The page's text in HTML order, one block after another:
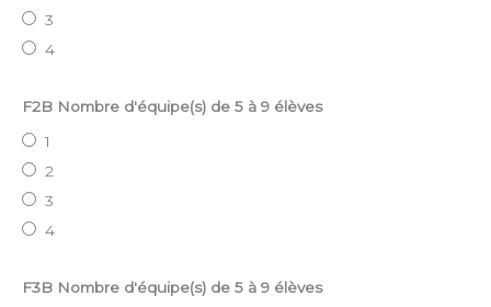
3
4
F2B Nombre d'équipe(s) de 5 à 9 élèves
1
2
3
4
F3B Nombre d'équipe(s) de 5 à 9 élèves